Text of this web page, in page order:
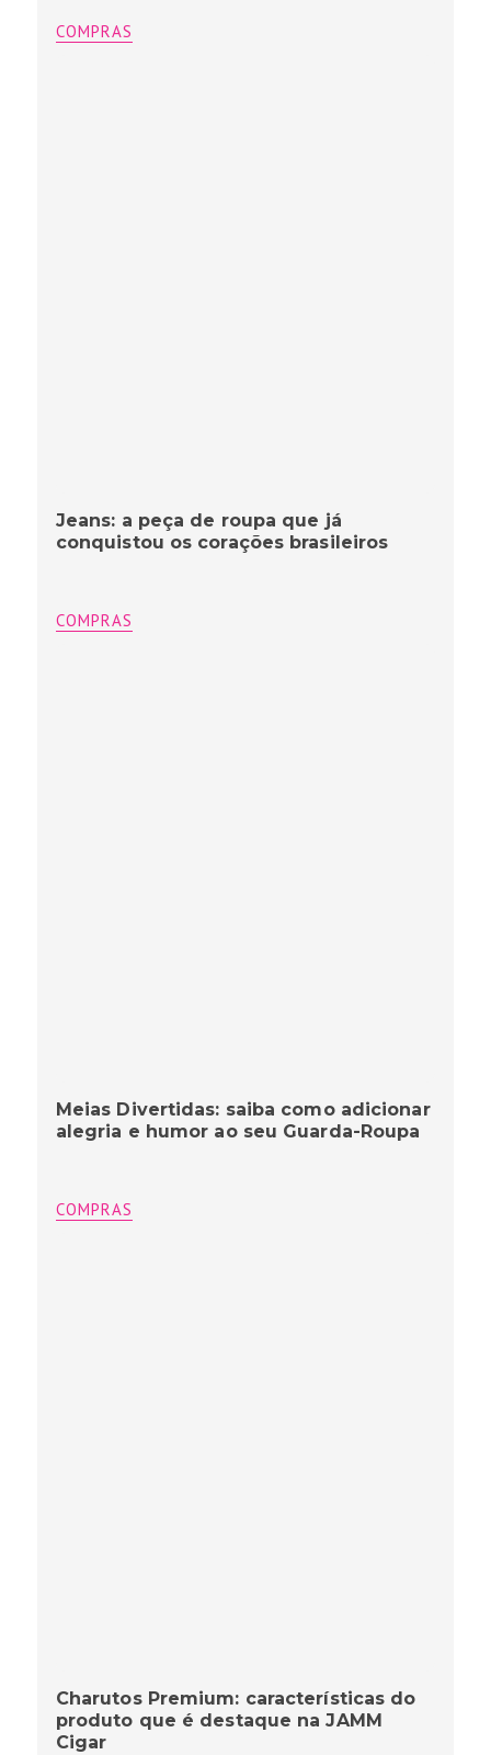
COMPRAS
Jeans: a peça de roupa que já
conquistou os corações brasileiros
COMPRAS
Meias Divertidas: saiba como adicionar
alegria e humor ao seu Guarda-Roupa
COMPRAS
Charutos Premium: características do
produto que é destaque na JAMM
Cigar